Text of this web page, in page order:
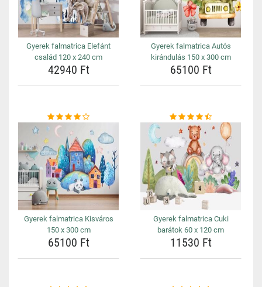
Gyerek falmatrica Elefánt
család 120 x 240 cm
42940 Ft
Gyerek falmatrica Autós
kirándulás 150 x 300 cm
65100 Ft
Gyerek falmatrica Kisváros
150 x 300 cm
65100 Ft
Gyerek falmatrica Cuki
barátok 60 x 120 cm
11530 Ft